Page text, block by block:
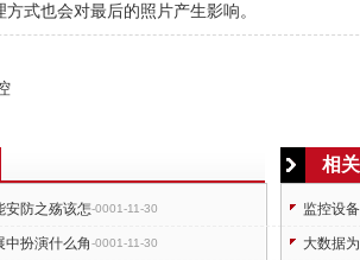
式也会对最后的照片产生影响。
安防之殇该怎-0001-11-30
中扮演什么角-0001-11-30
相
监控设
大数据